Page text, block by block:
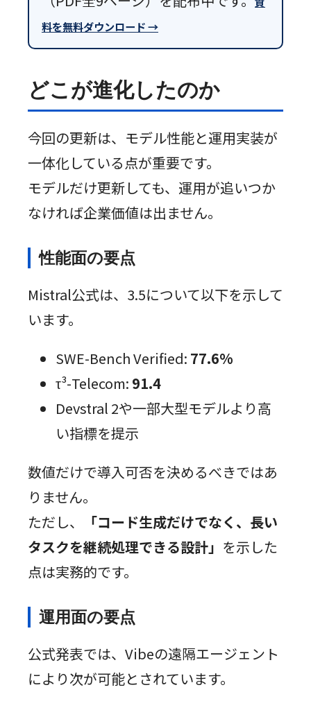
料を無料ダウンロード →
どこが進化したのか
今回の更新は、モデル性能と運用実装が
一体化している点が重要です。
モデルだけ更新しても、運用が追いつか
なければ企業価値は出ません。
性能面の要点
Mistral公式は、3.5について以下を示して
います。
SWE-Bench Verified: 77.6%
τ³-Telecom: 91.4
Devstral 2や一部大型モデルより高
い指標を提示
数値だけで導入可否を決めるべきではあ
りません。
ただし、
「コード生成だけでなく、長い
タスクを継続処理できる設計」 を示した
点は実務的です。
運用面の要点
公式発表では、Vibeの遠隔エージェント
により次が可能とされています。